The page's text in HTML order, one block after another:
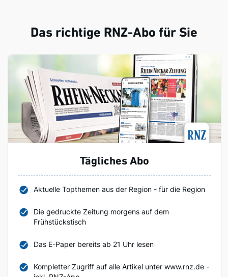
Das richtige RNZ-Abo für Sie
Tägliches Abo
Aktuelle Topthemen aus der Region - für die Region
Die gedruckte Zeitung morgens auf dem
Frühstückstisch
Das E-Paper bereits ab 21 Uhr lesen
Kompletter Zugriff auf alle Artikel unter www.rnz.de -